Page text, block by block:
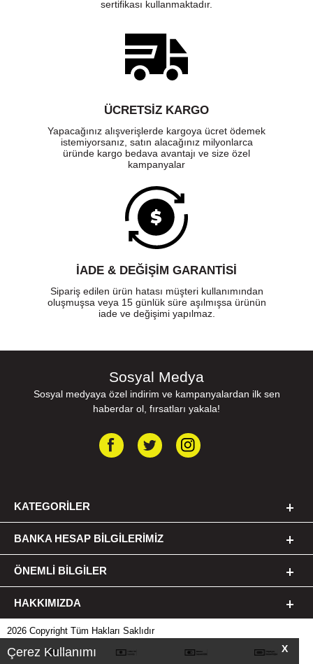
X
Çerez Kullanımı
sertifikası kullanmaktadır.
ÜCRETSIZ KARGO
Yapacağınız alışverişlerde kargoya ücret ödemek
istemiyorsanız, satın alacağınız milyonlarca
üründe kargo bedava avantajı ve size özel
kampanyalar
İADE & DEĞİŞİM GARANTİSİ
Sipariş edilen ürün hatası müşteri kullanımından
oluşmuşsa veya 15 günlük süre aşılmışsa ürünün
iade ve değişimi yapılmaz.
Sosyal Medya
Sosyal medyaya özel indirim ve kampanyalardan ilk sen
haberdar ol, fırsatları yakala!
KATEGORILER
BANKA HESAP BILGILERIMIZ
ÖNEMLI BILGILER
HAKKIMIZDA
2026 Copyright Tüm Hakları Saklıdır